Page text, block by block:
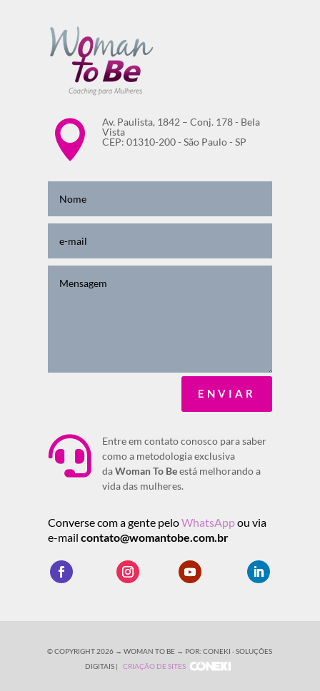

Av. Paulista, 1842 – Conj. 178 - Bela
Vista
CEP: 01310-200 - São Paulo - SP
ENVIAR

Entre em contato conosco para saber
como a metodologia exclusiva
daWoman To Beestá melhorando a
vida das mulheres.
Converse com a gente peloWhatsAppou via
e-mailcontato@womantobe.com.br
© COPYRIGHT 2026 → WOMAN TO BE → POR: CONEKI - SOLUÇÕES
DIGITAIS |
CRIAÇÃO DE SITES